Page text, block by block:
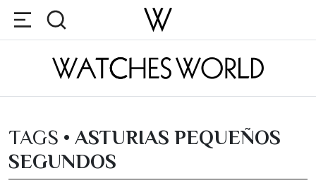
TAGS • ASTURIAS PEQUEÑOS
SEGUNDOS